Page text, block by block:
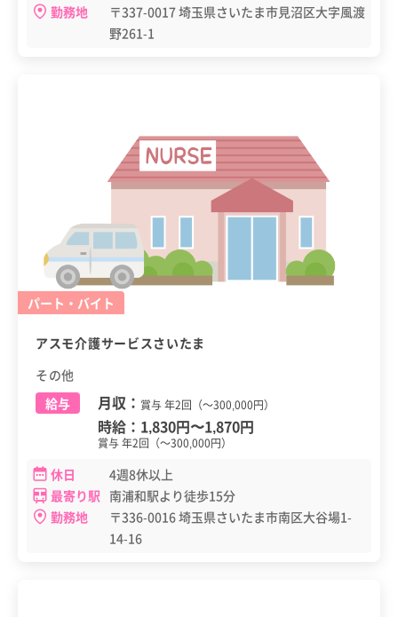
勤務地
〒337-0017 埼玉県さいたま市見沼区大字風渡
野261-1
パート・バイト
アスモ介護サービスさいたま
その他
給与
月収： 賞与 年2回（～300,000円）
時給： 1,830円〜1,870円
賞与 年2回（～300,000円）
休日
4週8休以上
最寄り駅 南浦和駅より徒歩15分
勤務地
〒336-0016 埼玉県さいたま市南区大谷場1-
14-16